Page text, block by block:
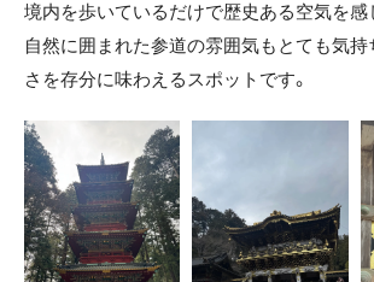
境内を歩いているだけで歴史ある空気を感
自然に囲まれた参道の雰囲気もとても気持
さを存分に味わえるスポットです。